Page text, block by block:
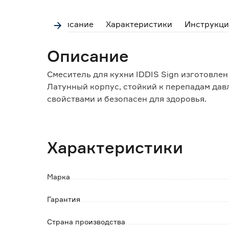
Описание Характеристики
Описание
Смеситель для кухни IDDIS Sign
Латунный корпус, стойкий к перепадам
свойствами и безопасен для здоровья.
Смеситель комплектуется керамическим
воды.
делает ее мягкой, снижает количество
Обратите внимание:
Характеристики
Марка
Гарантия
Страна производства